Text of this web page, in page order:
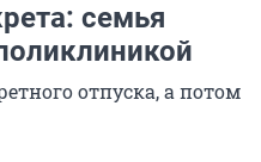
семья
отпуска, а потом